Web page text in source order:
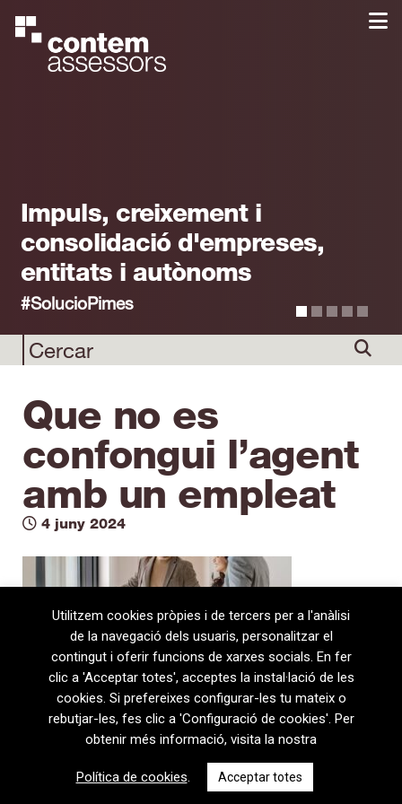
Impuls, creixement i
consolidació d'empreses,
entitats i autònoms
#SolucioPimes
Que no es
confongui l’agent
amb un empleat
4 juny 2024
08720 Vilafranca del Penedès · General Prim 5, 2n · Barcelona
T+34 938 170 417 ·
+34 938 170 301
Utilitzem cookies pròpies i de tercers per a l'anàlisi
de la navegació dels usuaris, personalitzar el
contingut i oferir funcions de xarxes socials. En fer
clic a 'Acceptar totes', acceptes la instal·lació de les
cookies. Si prefereixes configurar-les tu mateix o
rebutjar-les, fes clic a 'Configuració de cookies'. Per
obtenir més informació, visita la nostra
Política de cookies. Acceptar totes